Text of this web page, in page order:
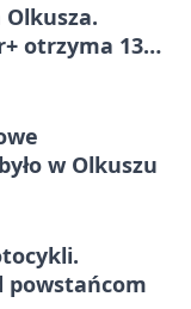
otrzyma 134
w Olkuszu
powstańcom